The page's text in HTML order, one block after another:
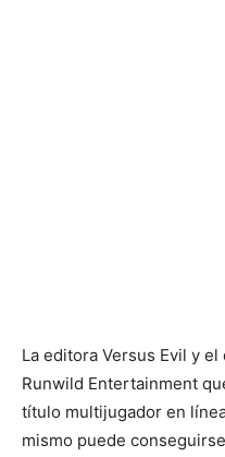
La editora Versus Evil y
Runwild Entertainment
título multijugador en
mismo puede